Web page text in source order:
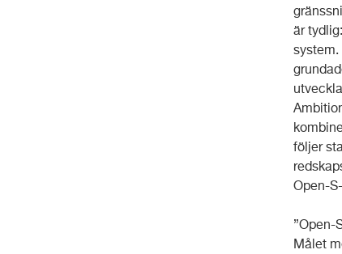
är
system.
följer
Open-
”Open-
Målet